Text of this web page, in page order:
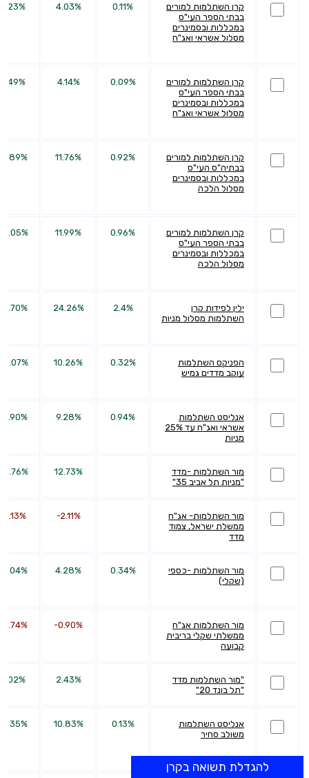
קרן השתלמות למורים
בבתי הספר העי"ס
במכללות ובסמינרים
מסלול אשראי ואג"ח
0.11%
4.03%
3.23%
קרן השתלמות למורים
בבתי הספר העי"ס
במכללות ובסמינרים
מסלול אשראי ואג"ח
0.09%
4.14%
4.49%
קרן השתלמות למורים
בבתיה"ס העי"ס
במכללות ובסמינרים
מסלול הלכה
0.92%
11.76%
קרן השתלמות למורים
בבתי הספר העי"ס
במכללות ובסמינרים
מסלול הלכה
0.96%
11.99%
ילין לפידות קרן
השתלמות מסלול מניות
2.4%
24.26%
הפניקס השתלמות
עוקב מדדים גמיש
0.32%
10.26%
אנליסט השתלמות
אשראי ואג"ח עד 25%
מניות
0.94%
9.28%
מור השתלמות -מדד
"מניות תל אביב 35"
12.73%
מור השתלמות- אג"ח
ממשלת ישראל, צמוד
מדד
-2.11%
-3.13%
מור השתלמות -כספי
(שקלי)
0.34%
4.28%
מור השתלמות אג"ח
ממשלתי שקלי בריבית
קבועה
-0.90%
"מור השתלמות מדד
"תל בונד 20"
2.43%
4.02%
אנליסט השתלמות
משולב סחיר
0.13%
10.83%
להגדלת תשואה בקרן